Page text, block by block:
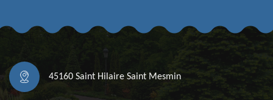
45160 Saint Hilaire Saint Mesmin